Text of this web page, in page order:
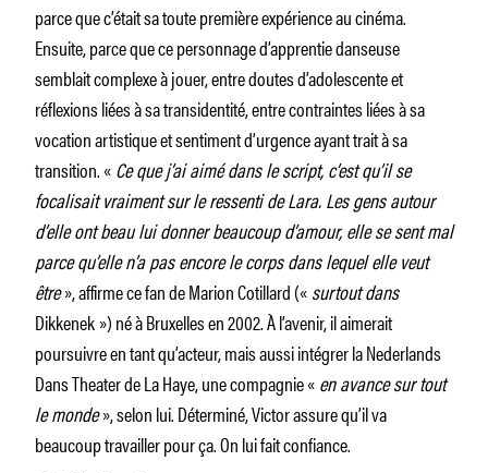
parce que c’était sa toute première expérience au cinéma.
Ensuite, parce que ce personnage d’apprentie danseuse
semblait complexe à jouer, entre doutes d’adolescente et
réflexions liées à sa transidentité, entre contraintes liées à sa
vocation artistique et sentiment d’urgence ayant trait à sa
transition. «Ce que j’ai aimé dans le script, c’est qu’il se
focalisait vraiment sur le ressenti de Lara. Les gens autour
d’elle ont beau lui donner beaucoup d’amour, elle se sent mal
parce qu’elle n’a pas encore le corps dans lequel elle veut
être», affirme ce fan de Marion Cotillard («surtout dans
Dikkenek ») né à Bruxelles en 2002. À l’avenir, il aimerait
poursuivre en tant qu’acteur, mais aussi intégrer la Nederlands
Dans Theater de La Haye, une compagnie «en avance sur tout
le monde», selon lui. Déterminé, Victor assure qu’il va
beaucoup travailler pour ça. On lui fait confiance.